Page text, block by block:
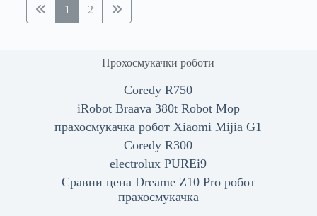
1 2
Прохосмукачки роботи
Coredy R750
iRobot Braava 380t Robot Mop
прахосмукачка робот Xiaomi Mijia G1
Coredy R300
electrolux PUREi9
Сравни цена Dreame Z10 Pro робот
прахосмукачка